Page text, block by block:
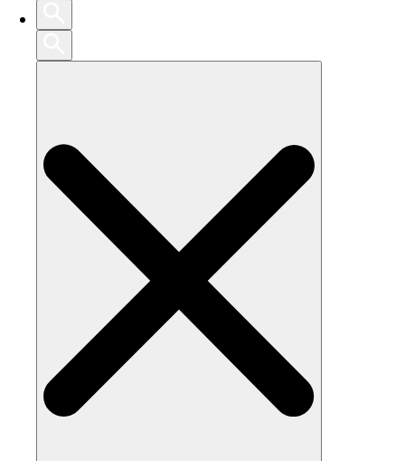
Search